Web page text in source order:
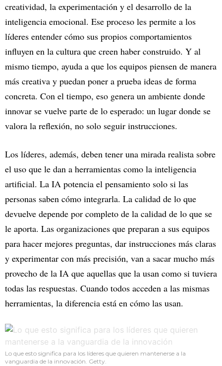
creatividad, la experimentación y el desarrollo de la
inteligencia emocional. Ese proceso les permite a los
líderes entender cómo sus propios comportamientos
influyen en la cultura que creen haber construido. Y al
mismo tiempo, ayuda a que los equipos piensen de manera
más creativa y puedan poner a prueba ideas de forma
concreta. Con el tiempo, eso genera un ambiente donde
innovar se vuelve parte de lo esperado: un lugar donde se
valora la reflexión, no solo seguir instrucciones.
Los líderes, además, deben tener una mirada realista sobre
el uso que le dan a herramientas como la inteligencia
artificial. La IA potencia el pensamiento solo si las
personas saben cómo integrarla. La calidad de lo que
devuelve depende por completo de la calidad de lo que se
le aporta. Las organizaciones que preparan a sus equipos
para hacer mejores preguntas, dar instrucciones más claras
y experimentar con más precisión, van a sacar mucho más
provecho de la IA que aquellas que la usan como si tuviera
todas las respuestas. Cuando todos acceden a las mismas
herramientas, la diferencia está en cómo las usan.
Lo que esto significa para los líderes que quieren mantenerse a la
vanguardia de la innovación. Getty.